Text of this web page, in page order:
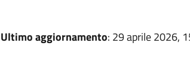
Ultimo aggiornamento: 29 aprile 2026,